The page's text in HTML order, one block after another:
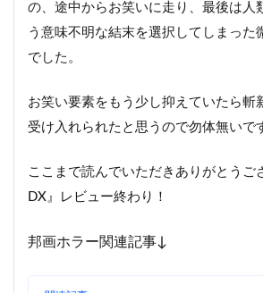
の、途中からお笑いに走り、最後は人
う意味不明な結末を選択してしまった
でした。
お笑い要素をもう少し抑えていたら斬
受け入れられたと思うので勿体無いで
ここまで読んでいただきありがとうご
DX』レビュー終わり！
邦画ホラー関連記事↓